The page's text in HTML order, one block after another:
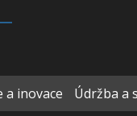
a inovace Údržba a